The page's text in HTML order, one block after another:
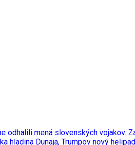
odhalili mená slovenských vojakov.
hladina Dunaja, Trumpov nový